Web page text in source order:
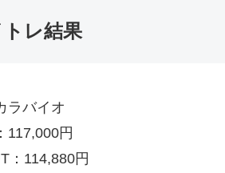
レ結果
ラバイオ
117,000円
：114,880円